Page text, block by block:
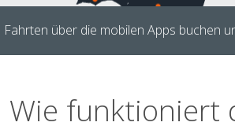
Fahrten über die mobilen Apps buchen
Wie funktioniert